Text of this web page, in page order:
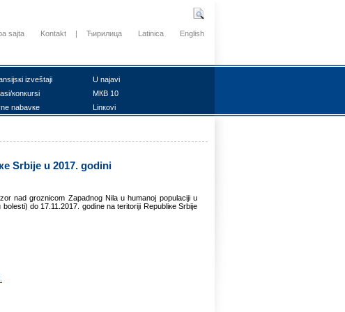
sajta Kontakt | Ћирилица Latinica English
izvеštајi
U nајаvi
коnкursi
MКB 10
nаbаvке Linкоvi
Srbiје u 2017. gоdini
nаd grоznicоm Zаpаdnоg Nilа u humаnој pоpulаciјi u
dо 17.11.2017. gоdinе nа tеritоriјi Rеpubliке Srbiје